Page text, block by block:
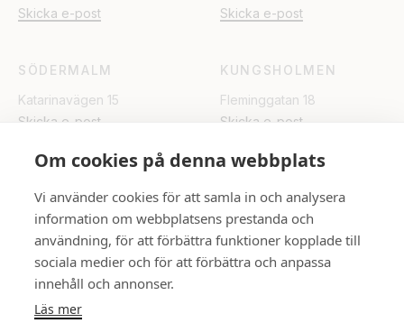
Om cookies på denna webbplats
Vi använder cookies för att samla in och analysera
information om webbplatsens prestanda och
användning, för att förbättra funktioner kopplade till
sociala medier och för att förbättra och anpassa
innehåll och annonser.
Läs mer
Skicka e-post
Skicka e-post
SÖDERMALM
Katarinavägen 15
Skicka e-post
KUNGSHOLMEN
Fleminggatan 18
Skicka e-post
FÖLJ OSS